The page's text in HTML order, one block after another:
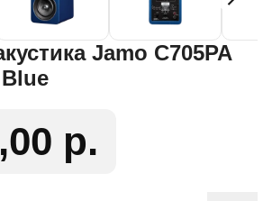
Jamo C705PA
р.